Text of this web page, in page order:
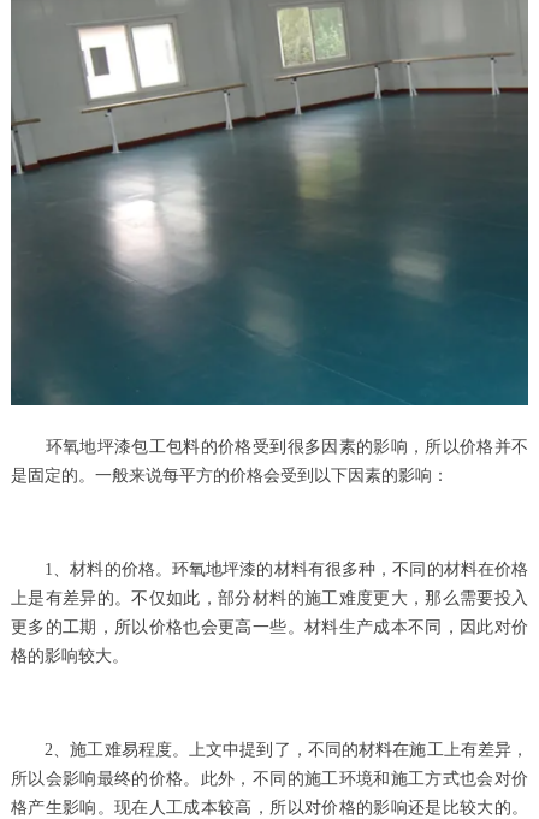
环氧地坪漆包工包料的价格受到很多因素的影响，所以价格并不
是固定的。一般来说每平方的价格会受到以下因素的影响：
1、材料的价格。环氧地坪漆的材料有很多种，不同的材料在价格
上是有差异的。不仅如此，部分材料的施工难度更大，那么需要投入
更多的工期，所以价格也会更高一些。材料生产成本不同，因此对价
格的影响较大。
2、施工难易程度。上文中提到了，不同的材料在施工上有差异，
所以会影响最终的价格。此外，不同的施工环境和施工方式也会对价
格产生影响。现在人工成本较高，所以对价格的影响还是比较大的。